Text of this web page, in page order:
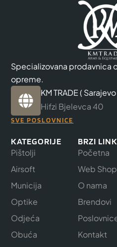
Specializovana prodavnica
opreme.
KM TRADE ( Sarajevo
Hifzi Bjelevca 40
SVE POSLOVNICE
KATEGORIJE
Pištolji
Airsoft
Municija
Optike
Odjeća
Obuća
BRZI
Početna
Web Shop
O nama
Brendovi
Kontakt